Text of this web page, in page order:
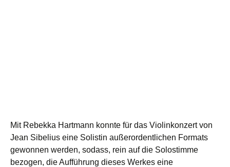
Mit Rebekka Hartmann konnte für das Violinkonzert von
Jean Sibelius eine Solistin außerordentlichen Formats
gewonnen werden, sodass, rein auf die Solostimme
bezogen, die Aufführung dieses Werkes eine